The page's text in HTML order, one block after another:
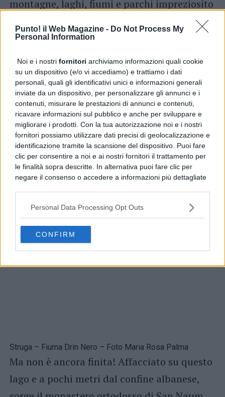
Punto! il Web Magazine - Do Not Process My
Personal Information
Noi e i nostri fornitori archiviamo informazioni quali cookie
su un dispositivo (e/o vi accediamo) e trattiamo i dati
personali, quali gli identificativi unici e informazioni generali
inviate da un dispositivo, per personalizzare gli annunci e i
contenuti, misurare le prestazioni di annunci e contenuti,
ricavare informazioni sul pubblico e anche per sviluppare e
migliorare i prodotti. Con la tua autorizzazione noi e i nostri
fornitori possiamo utilizzare dati precisi di geolocalizzazione e
identificazione tramite la scansione del dispositivo. Puoi fare
clic per consentire a noi e ai nostri fornitori il trattamento per
le finalità sopra descritte. In alternativa puoi fare clic per
negare il consenso o accedere a informazioni più dettagliate
possono non richiedere il tuo consenso, ma hai il diritto di
opporti a tale trattamento. Le tue preferenze si
applicheranno solo a questo sito web. Puoi modificare le tue
preferenze in qualsiasi momento ritornando su questo sito o
consultando la nostrainformativa sulla riservatezza.
Personal Data Processing Opt Outs
CONFIRM
montagne, laghi, fiumi e parchi impreziosito
si possono trovare spiagge libere e
attrezzate con ombrelloni e lettini dove
passare piacevoli momenti immersi nella
natura.
Struga – Fiuma Drin Nero – Foto Maria Rosa Palma
Ma non è ancora finita! Affacciato su questo
lago e a pochi metri dal confine albanese,